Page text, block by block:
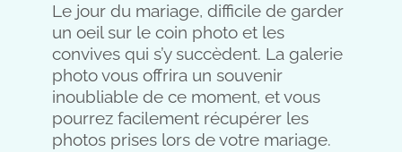
Le jour du mariage, difficile de garder
un oeil sur le coin photo et les
convives qui s’y succèdent. La galerie
photo vous offrira un souvenir
inoubliable de ce moment, et vous
pourrez facilement récupérer les
photos prises lors de votre mariage.